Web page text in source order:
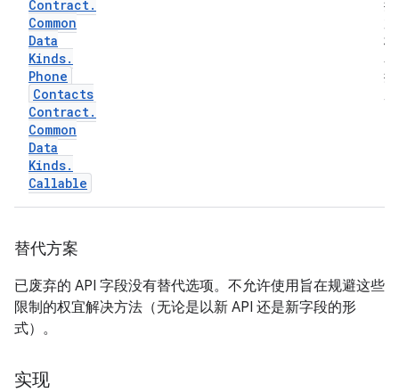
Contract.
Common
Data
Kinds.
Phone
Contacts
Contract.
Common
Data
Kinds.
Callable
按
标
名
排
替代方案
已废弃的 API 字段没有替代选项。不允许使用旨在规避这些
限制的权宜解决方法（无论是以新 API 还是新字段的形
式）。
实现